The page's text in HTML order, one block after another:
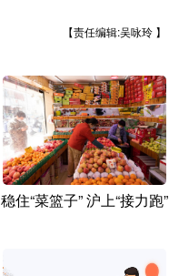
【责任编辑:吴咏玲 】
稳住“菜篮子” 沪上“接力跑”